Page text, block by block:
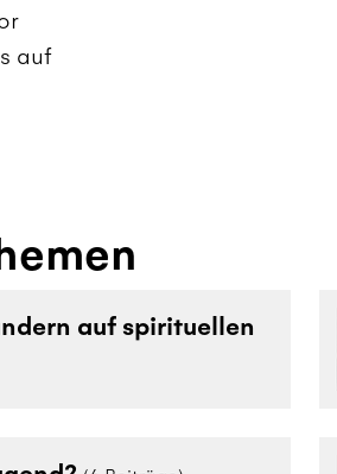
auf
auf spirituellen